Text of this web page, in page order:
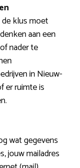
klus moet
aan een
nader te
in Nieuw-
er ruimte is
wat gegevens
jouw mailadres